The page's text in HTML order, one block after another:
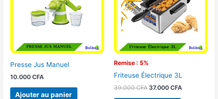
Presse Jus Manuel
10.000CFA
Ajouter au panier
Remise : 5%
Friteuse Électrique 3L
39.000CFA 37.000 CFA